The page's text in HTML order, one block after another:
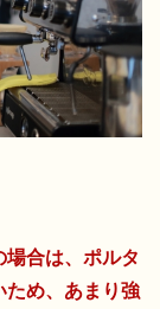
合は、ポルタ
ため、あまり強